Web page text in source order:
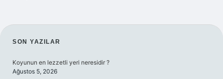
SIDEBAR
SON YAZILAR
Koyunun en lezzetli yeri neresidir ?
Ağustos 5, 2026